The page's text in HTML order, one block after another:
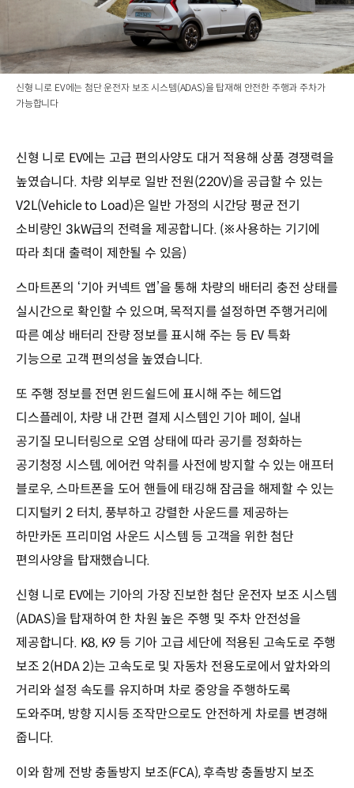
신형 니로 EV에는 첨단 운전자 보조 시스템(ADAS)을 탑재해 안전한 주행과 주차가
가능합니다
신형 니로 EV에는 고급 편의사양도 대거 적용해 상품 경쟁력을
높였습니다. 차량 외부로 일반 전원(220V)을 공급할 수 있는
V2L(Vehicle to Load)은 일반 가정의 시간당 평균 전기
소비량인 3kW급의 전력을 제공합니다. (※사용하는 기기에
따라 최대 출력이 제한될 수 있음)
스마트폰의 ‘기아 커넥트 앱’을 통해 차량의 배터리 충전 상태를
실시간으로 확인할 수 있으며, 목적지를 설정하면 주행거리에
따른 예상 배터리 잔량 정보를 표시해 주는 등 EV 특화
기능으로 고객 편의성을 높였습니다.
또 주행 정보를 전면 윈드쉴드에 표시해 주는 헤드업
디스플레이, 차량 내 간편 결제 시스템인 기아 페이, 실내
공기질 모니터링으로 오염 상태에 따라 공기를 정화하는
공기청정 시스템, 에어컨 악취를 사전에 방지할 수 있는 애프터
블로우, 스마트폰을 도어 핸들에 태깅해 잠금을 해제할 수 있는
디지털키 2 터치, 풍부하고 강렬한 사운드를 제공하는
하만카돈 프리미엄 사운드 시스템 등 고객을 위한 첨단
편의사양을 탑재했습니다.
신형 니로 EV에는 기아의 가장 진보한 첨단 운전자 보조 시스템
(ADAS)을 탑재하여 한 차원 높은 주행 및 주차 안전성을
제공합니다. K8, K9 등 기아 고급 세단에 적용된 고속도로 주행
보조 2(HDA 2)는 고속도로 및 자동차 전용도로에서 앞차와의
거리와 설정 속도를 유지하며 차로 중앙을 주행하도록
도와주며, 방향 지시등 조작만으로도 안전하게 차로를 변경해
줍니다.
이와 함께 전방 충돌방지 보조(FCA), 후측방 충돌방지 보조